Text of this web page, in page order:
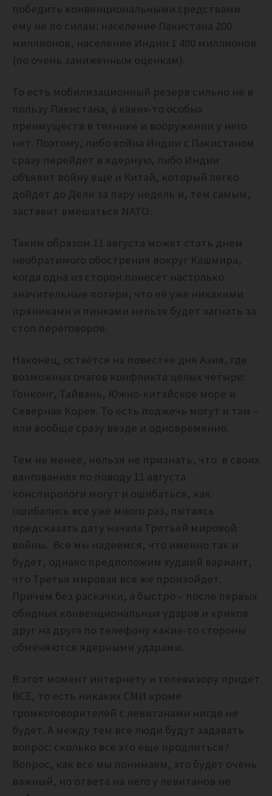
победить конвенциональными средствами
ему не по силам: население Пакистана 200
миллионов, население Индии 1 400 миллионов
(по очень заниженным оценкам).
То есть мобилизационный резерв сильно не в
пользу Пакистана, а каких-то особых
преимуществ в технике и вооружении у него
нет. Поэтому, либо война Индии с Пакистаном
сразу перейдет в ядерную, либо Индии
объявит войну еще и Китай, который легко
дойдет до Дели за пару недель и, тем самым,
заставит вмешаться NATO.
Таким образом 11 августа может стать днем
необратимого обострения вокруг Кашмира,
когда одна из сторон понесет настолько
значительные потери, что её уже никакими
пряниками и пинками нельзя будет загнать за
стол переговоров.
Наконец, остаётся на повестке дня Азия, где
возможных очагов конфликта целых четыре:
Гонконг, Тайвань, Южно-китайское море и
Северная Корея. То есть поджечь могут и там –
или вообще сразу везде и одновременно.
Тем не менее, нельзя не признать, что в своих
вангованиях по поводу 11 августа
конспирологи могут и ошибаться, как
ошибались все уже много раз, пытаясь
предсказать дату начала Третьей мировой
войны. Все мы надеемся, что именно так и
будет, однако предположим худший вариант,
что Третья мировая все же произойдет.
Причем без раскачки, а быстро – после первых
обидных конвенциональных ударов и криков
друг на друга по телефону какие-то стороны
обменяются ядерными ударами.
В этот момент интернету и телевизору придёт
ВСЁ, то есть никаких СМИ кроме
громкоговорителей с левитанами нигде не
будет. А между тем все люди будут задавать
вопрос: сколько всё это еще продлиться?
Вопрос, как все мы понимаем, это будет очень
важный, но ответа на него у левитанов не